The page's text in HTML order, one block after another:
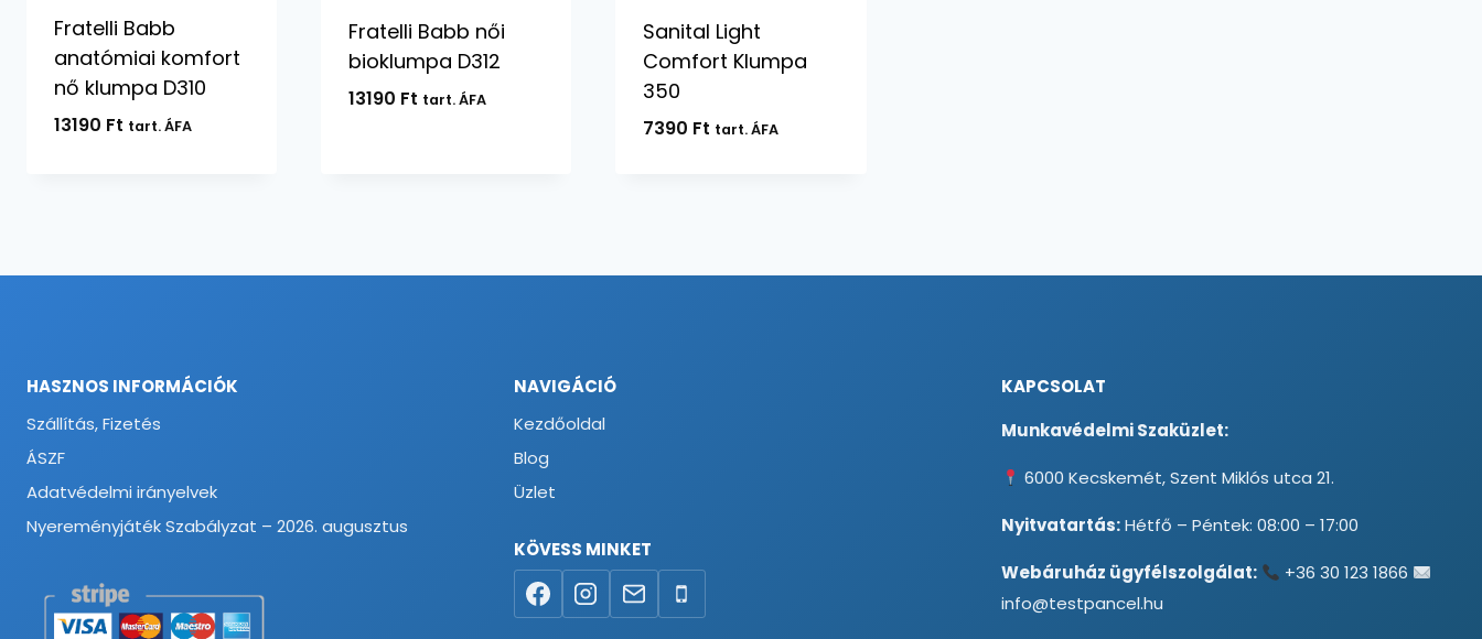
Fratelli Babb
anatómiai komfort
nő klumpa D310
13190 Ft tart. ÁFA
Fratelli Babb női
bioklumpa D312
13190 Ft tart. ÁFA
Sanital Light
Comfort Klumpa
350
7390 Ft tart. ÁFA
HASZNOS INFORMÁCIÓK
Szállítás, Fizetés
ÁSZF
Adatvédelmi irányelvek
Nyereményjáték Szabályzat – 2026. augusztus
NAVIGÁCIÓ
Kezdőoldal
Blog
Üzlet
KÖVESS MINKET
KAPCSOLAT
Munkavédelmi Szaküzlet:
6000 Kecskemét, Szent Miklós utca 21.
Nyitvatartás:Hétfő – Péntek: 08:00 – 17:00
Webáruház ügyfélszolgálat:
+36 30 123 1866
info@testpancel.hu